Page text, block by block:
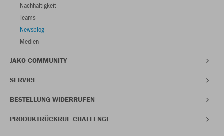
Nachhaltigkeit
Teams
Newsblog
Medien
JAKO COMMUNITY
SERVICE
BESTELLUNG WIDERRUFEN
PRODUKTRÜCKRUF CHALLENGE